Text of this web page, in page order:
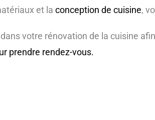
et la conception de cuisine,
votre rénovation de la cuisine
prendre rendez-vous.